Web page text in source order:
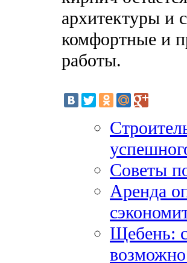
архитектуры и
комфортные и
работы.
Советы
Аренда
Щебень: